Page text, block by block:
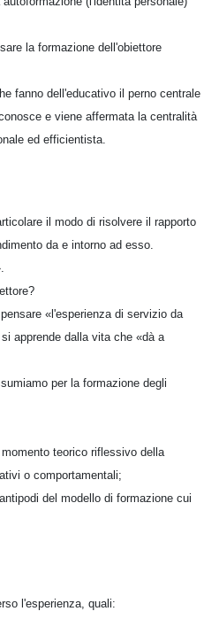
la formazione dell'obiettore
fanno dell'educativo il perno centrale
e viene affermata la centralità
ed efficientista.
il modo di risolvere il rapporto
da e intorno ad esso.
«l'esperienza di servizio da
apprende dalla vita che «dà a
per la formazione degli
teorico riflessivo della
o comportamentali;
del modello di formazione cui
l'esperienza, quali: